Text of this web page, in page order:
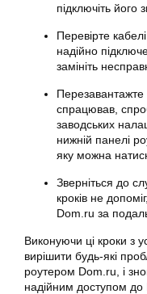
підключіть його
Перевірте
надійно
замініть
спрацював,
заводських
нижній панелі
яку можна
Зверніться до
кроків не
Dom.ru за
Виконуючи ці кроки з
вирішити будь-які
роутером Dom.ru, і
надійним доступом до